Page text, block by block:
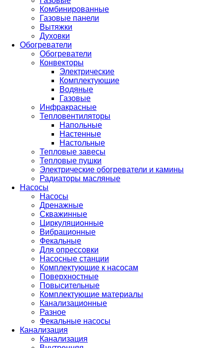
Комбинированные
Газовые панели
Вытяжки
Духовки
Обогреватели
Обогреватели
Конвекторы
Электрические
Комплектующие
Водяные
Газовые
Инфракрасные
Тепловентиляторы
Напольные
Настенные
Настольные
Тепловые завесы
Тепловые пушки
Электрические обогреватели и камины
Радиаторы масляные
Насосы
Насосы
Дренажные
Скважинные
Циркуляционные
Вибрационные
Фекальные
Для опрессовки
Насосные станции
Комплектующие к насосам
Поверхностные
Повысительные
Комплектующие материалы
Канализационные
Разное
Фекальные насосы
Канализация
Канализация